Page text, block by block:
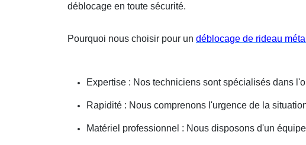
déblocage en toute sécurité.
Pourquoi nous choisir pour un déblocage de rideau
Expertise : Nos techniciens sont spécialisés dans
Rapidité : Nous comprenons l'urgence de la
Matériel professionnel : Nous disposons d'un